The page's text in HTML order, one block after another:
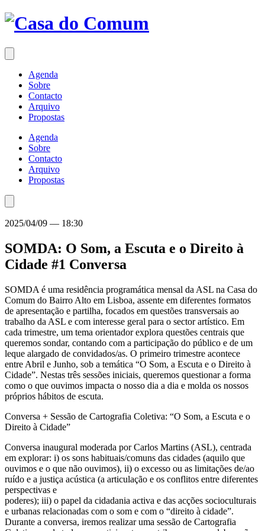
Saltar
para
conteúdo
Agenda
Sobre
Contacto
Arquivo
Propostas
Agenda
Sobre
Contacto
Arquivo
Propostas
2025/04/09 — 18:30
SOMDA: O Som, a Escuta e o Direito à
Cidade #1 Conversa
SOMDA é uma residência programática mensal da ASL na Casa do
Comum do Bairro Alto em Lisboa, assente em diferentes formatos
de apresentação e partilha, focados em questões transversais ao
trabalho da ASL e com interesse geral para o sector artístico. Em
cada trimestre, um tema orientador explora questões centrais que
queremos sondar, contando com a participação do público e de um
leque alargado de convidados/as. O primeiro trimestre acontece
entre Abril e Junho, sob a temática “O Som, a Escuta e o Direito à
Cidade”. Nestas três sessões iniciais, queremos questionar a forma
como o que ouvimos impacta o nosso dia a dia e molda os nossos
próprios hábitos de escuta.
Conversa + Sessão de Cartografia Coletiva: “O Som, a Escuta e o
Direito à Cidade”
Conversa inaugural moderada por Carlos Martins (ASL), centrada
em explorar: i) os sons habituais/comuns das cidades (aquilo que
ouvimos e o que não ouvimos), ii) o excesso ou as limitações de/ao
ruído e a justiça acústica (a articulação e os conflitos entre diferentes
perspectivas e
poderes); iii) o papel da cidadania activa e das acções socioculturais
e urbanas relacionadas com o som e com o “direito à cidade”.
Durante a conversa, iremos realizar uma sessão de Cartografia